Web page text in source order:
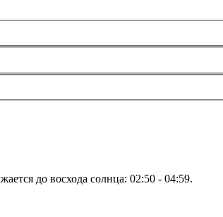
до восхода солнца: 02:50 - 04:59.